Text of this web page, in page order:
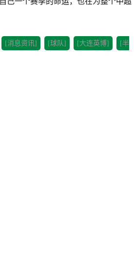
[消息资讯] [球队] [大连英博] [半